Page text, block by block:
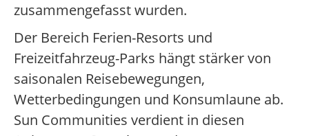
zusammengefasst wurden.
Der Bereich Ferien-Resorts und
Freizeitfahrzeug-Parks hängt stärker von
saisonalen Reisebewegungen,
Wetterbedingungen und Konsumlaune ab.
Sun Communities verdient in diesen